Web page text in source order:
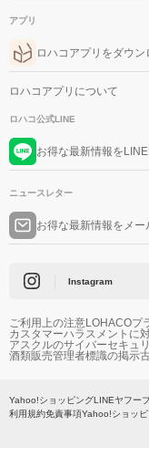
アプリ
ロハコアプリをダウン
ロハコアプリについて
ロハコ公式LINE
お得な最新情報を
ニュースレター
お得な最新情報をメ
Instagram
ご利用上の注意LOHACOプ
カスタマーハラスメントに
アスクルのサイバーセキュ
酒類販売管理者標識の掲示
Yahoo!ショッピングLINEヤフー
利用規約免責事項Yahoo!ショッ